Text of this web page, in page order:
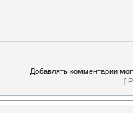
Добавлять комментарии
[